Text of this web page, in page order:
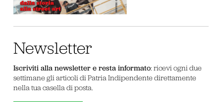
Newsletter
Iscriviti alla newsletter e resta informato: ricevi ogni due
settimane gli articoli di Patria Indipendente direttamente
nella tua casella di posta.